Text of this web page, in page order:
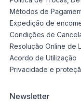
Métodos de
Expedição de
Condições de
Resolução Online de
Acordo de Utilização
Privacidade e
Newsletter